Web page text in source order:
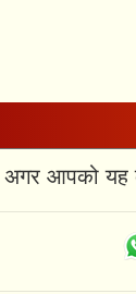
अगर आपको यह